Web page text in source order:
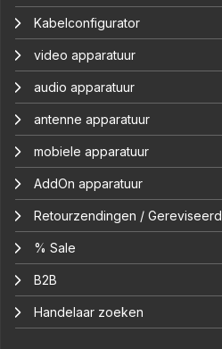
Kabelconfigurator
video apparatuur
audio apparatuur
antenne apparatuur
mobiele apparatuur
AddOn apparatuur
Retourzendingen / Gereviseerd
% Sale
B2B
Handelaar zoeken